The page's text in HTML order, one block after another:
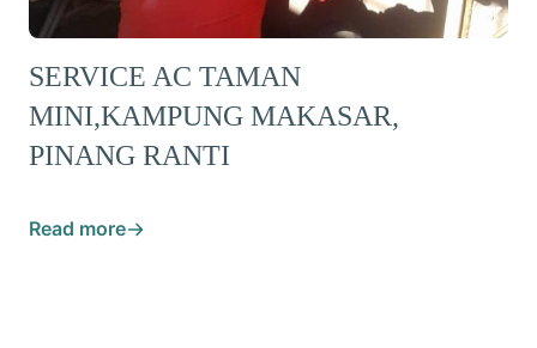
SERVICE AC TAMAN
MINI,KAMPUNG MAKASAR,
PINANG RANTI
Read more